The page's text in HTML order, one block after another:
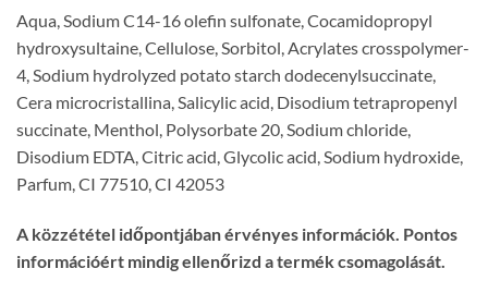
Aqua, Sodium C14-16 olefin sulfonate, Cocamidopropyl
hydroxysultaine, Cellulose, Sorbitol, Acrylates crosspolymer-
4, Sodium hydrolyzed potato starch dodecenylsuccinate,
Cera microcristallina, Salicylic acid, Disodium tetrapropenyl
succinate, Menthol, Polysorbate 20, Sodium chloride,
Disodium EDTA, Citric acid, Glycolic acid, Sodium hydroxide,
Parfum, CI 77510, CI 42053
A közzététel időpontjában érvényes információk. Pontos
információért mindig ellenőrizd a termék csomagolását.